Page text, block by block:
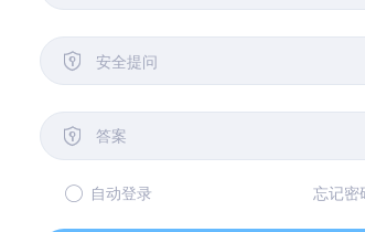
 安全提问

自动登录 忘记密